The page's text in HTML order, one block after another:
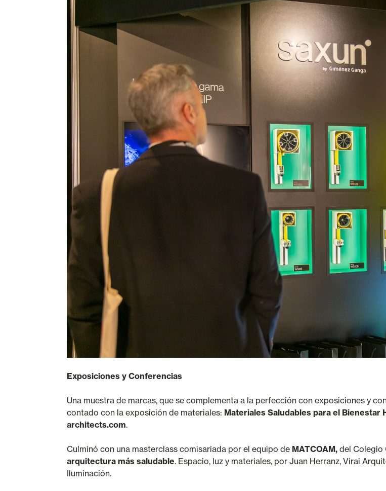
Exposiciones y Conferencias
Una muestra de marcas, que se complementa a la perfección con exposiciones y
contado con la exposición de materiales: Materiales Saludables para el Bienestar
architects.com.
Culminó con una masterclass comisariada por el equipo de MATCOAM, del Colegio
arquitectura más saludable. Espacio, luz y materiales, por Juan Herranz, Virai
Iluminación.